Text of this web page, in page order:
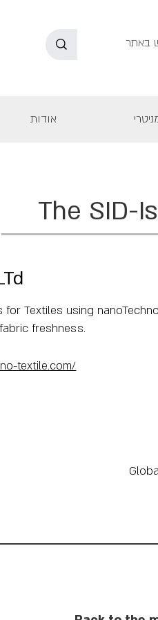
אודות
The SID-
for Textiles using
freshness.
textile.com/